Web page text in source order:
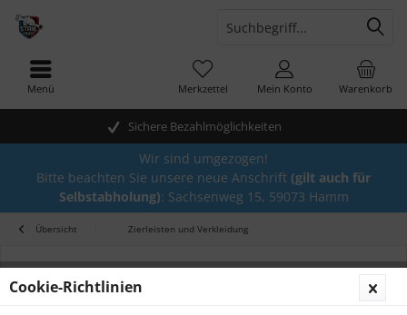
Sichere Bezahlmöglichkeiten
Warenkorb
Merkzettel Mein Konto
Menü
Wir sind umgezogen!
Bitte beachten Sie unsere neue Anschrift (gilt auch für
Selbstabholung): Sachsenweg 15, 59073 Hamm
Übersicht Zierleisten und Verkleidung
Cookie-Richtlinien